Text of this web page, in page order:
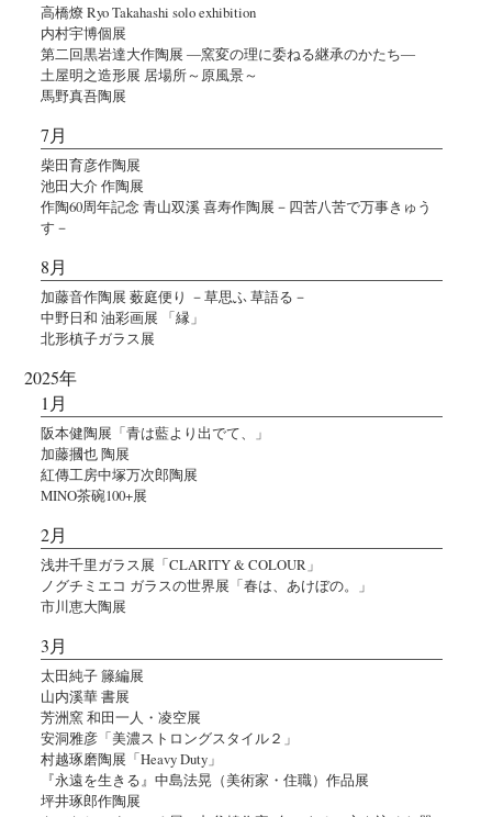
高橋燎 Ryo Takahashi solo exhibition
内村宇博個展
第二回黒岩達大作陶展 ―窯変の理に委ねる継承のかたち―
土屋明之造形展 居場所～原風景～
馬野真吾陶展
7月
柴田育彦作陶展
池田大介 作陶展
作陶60周年記念 青山双溪 喜寿作陶展－四苦八苦で万事きゅう
す－
8月
加藤音作陶展 薮庭便り －草思ふ 草語る－
中野日和 油彩画展 「縁」
北形槙子ガラス展
2025年
1月
阪本健陶展「青は藍より出でて、」
加藤摑也 陶展
紅傳工房中塚万次郎陶展
MINO茶碗100+展
2月
浅井千里ガラス展「CLARITY & COLOUR」
ノグチミエコ ガラスの世界展「春は、あけぼの。」
市川恵大陶展
3月
太田純子 籐編展
山内溪華 書展
芳洲窯 和田一人・凌空展
安洞雅彦「美濃ストロングスタイル２」
村越琢磨陶展「Heavy Duty」
『永遠を生きる』中島法晃（美術家・住職）作品展
坪井琢郎作陶展